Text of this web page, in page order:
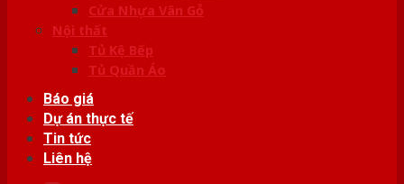
Cửa Nhựa Vân Gỗ
Nội thất
Tủ Kệ Bếp
Tủ Quần Áo
Báo giá
Dự án thực tế
Tin tức
Liên hệ